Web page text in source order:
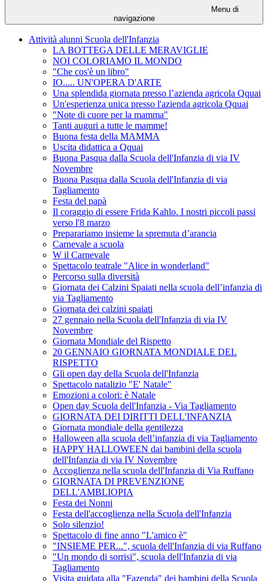
Menu di
navigazione
Attività alunni Scuola dell'Infanzia
LA BOTTEGA DELLE MERAVIGLIE
NOI COLORIAMO IL MONDO
"Che cos'è un libro"
IO..... UN'OPERA D'ARTE
Una splendida giornata presso l’azienda agricola Qquai
Un'esperienza unica presso l'azienda agricola Qquai
"Note di cuore per la mamma"
Tanti auguri a tutte le mamme!
Buona festa della MAMMA
Uscita didattica a Qquai
Buona Pasqua dalla Scuola dell'Infanzia di via IV
Novembre
Buona Pasqua dalla Scuola dell'Infanzia di via
Tagliamento
Festa del papà
Il coraggio di essere Frida Kahlo. I nostri piccoli passi
verso l'8 marzo
Preparariamo insieme la spremuta d’arancia
Carnevale a scuola
W il Carnevale
Spettacolo teatrale "Alice in wonderland"
Percorso sulla diversità
Giornata dei Calzini Spaiati nella scuola dell’infanzia di
via Tagliamento
Giornata dei calzini spaiati
27 gennaio nella Scuola dell'Infanzia di via IV
Novembre
Giornata Mondiale del Rispetto
20 GENNAIO GIORNATA MONDIALE DEL
RISPETTO
Gli open day della Scuola dell'Infanzia
Spettacolo natalizio "E' Natale"
Emozioni a colori: è Natale
Open day Scuola dell'Infanzia - Via Tagliamento
GIORNATA DEI DIRITTI DELL'INFANZIA
Giornata mondiale della gentilezza
Halloween alla scuola dell’infanzia di via Tagliamento
HAPPY HALLOWEEN dai bambini della scuola
dell'Infanzia di via IV Novembre
Accoglienza nella scuola dell'Infanzia di Via Ruffano
GIORNATA DI PREVENZIONE
DELL'AMBLIOPIA
Festa dei Nonni
Festa dell'accoglienza nella Scuola dell'Infanzia
Solo silenzio!
Spettacolo di fine anno "L'amico è"
"INSIEME PER...", scuola dell'Infanzia di via Ruffano
"Un mondo di sorrisi", scuola dell'Infanzia di via
Tagliamento
Visita guidata alla "Fazenda" dei bambini della Scuola